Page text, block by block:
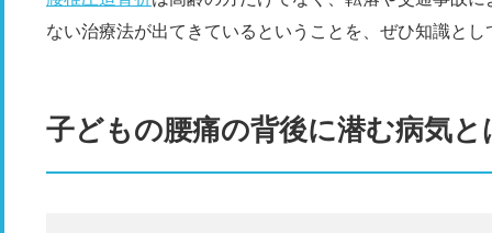
ない治療法が出てきているということを、ぜひ知識と
子どもの腰痛の背後に潜む病気と